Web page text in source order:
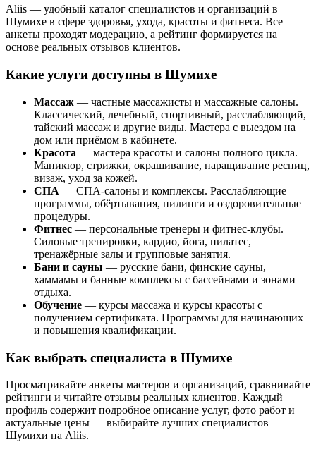
Aliis — удобный каталог специалистов и организаций в
Шумихе в сфере здоровья, ухода, красоты и фитнеса. Все
анкеты проходят модерацию, а рейтинг формируется на
основе реальных отзывов клиентов.
Какие услуги доступны в Шумихе
Массаж — частные массажисты и массажные салоны.
Классический, лечебный, спортивный, расслабляющий,
тайский массаж и другие виды. Мастера с выездом на
дом или приёмом в кабинете.
Красота — мастера красоты и салоны полного цикла.
Маникюр, стрижки, окрашивание, наращивание ресниц,
визаж, уход за кожей.
СПА — СПА-салоны и комплексы. Расслабляющие
программы, обёртывания, пилинги и оздоровительные
процедуры.
Фитнес — персональные тренеры и фитнес-клубы.
Силовые тренировки, кардио, йога, пилатес,
тренажёрные залы и групповые занятия.
Бани и сауны — русские бани, финские сауны,
хаммамы и банные комплексы с бассейнами и зонами
отдыха.
Обучение — курсы массажа и курсы красоты с
получением сертификата. Программы для начинающих
и повышения квалификации.
Как выбрать специалиста в Шумихе
Просматривайте анкеты мастеров и организаций, сравнивайте
рейтинги и читайте отзывы реальных клиентов. Каждый
профиль содержит подробное описание услуг, фото работ и
актуальные цены — выбирайте лучших специалистов
Шумихи на Aliis.